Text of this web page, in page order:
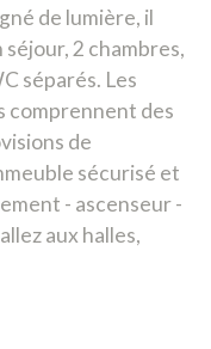
de lumière, il
2 chambres,
séparés. Les
comprennent des
de
sécurisé et
- ascenseur -
aux halles,